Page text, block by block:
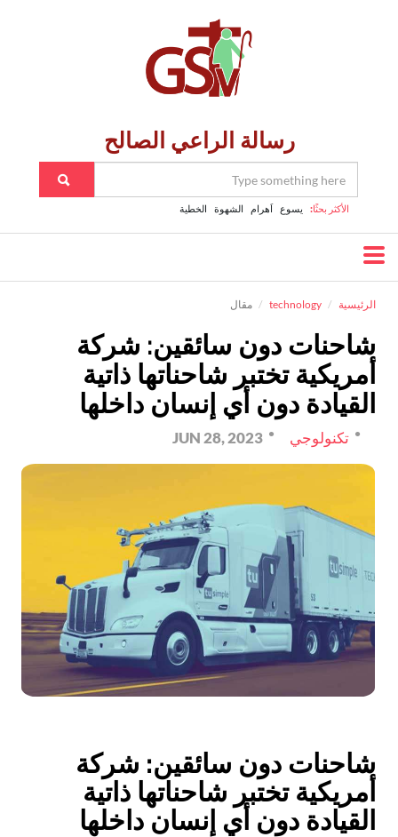
رسالة الراعي الصالح
الأكثر بحثًا: يسوع اَهرام الشهوة الخطية
الرئيسية technology مقال
شاحنات دون سائقين: شركة
أمريكية تختبر شاحناتها ذاتية
القيادة دون أي إنسان داخلها
تكنولوجي JUN 28, 2023
شاحنات دون سائقين: شركة
أمريكية تختبر شاحناتها ذاتية
القيادة دون أي إنسان داخلها